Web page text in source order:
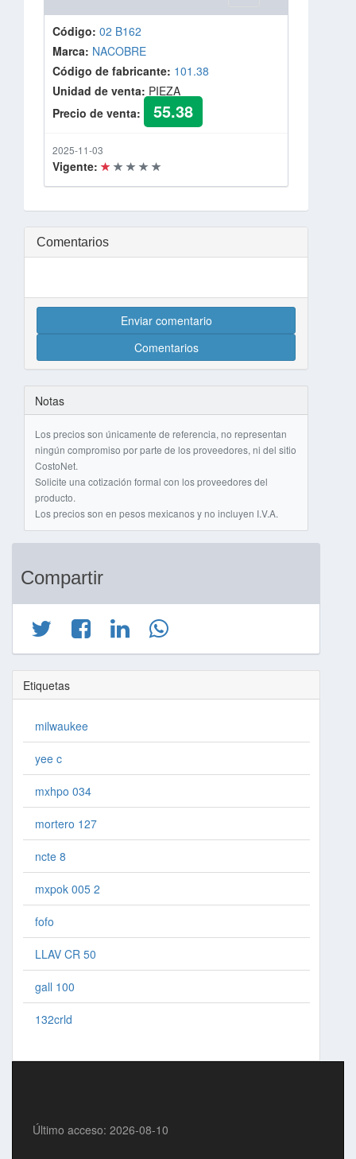
Código: 02 B162
Marca: NACOBRE
Código de fabricante: 101.38
Unidad de venta: PIEZA
Precio de venta:
55.38
2025-11-03
Vigente:
Comentarios
Enviar comentario
Comentarios
Notas
Los precios son únicamente de referencia, no representan
ningún compromiso por parte de los proveedores, ni del sitio
CostoNet.
Solicite una cotización formal con los proveedores del
producto.
Los precios son en pesos mexicanos y no incluyen I.V.A.
Compartir
Etiquetas
milwaukee
yee c
mxhpo 034
mortero 127
ncte 8
mxpok 005 2
fofo
LLAV CR 50
gall 100
132crld
Último acceso: 2026-08-10